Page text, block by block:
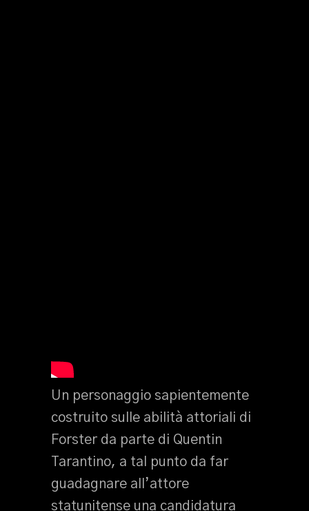
Un personaggio sapientemente
costruito sulle abilità attoriali di
Forster da parte di Quentin
Tarantino, a tal punto da far
guadagnare all’attore
statunitense una candidatura